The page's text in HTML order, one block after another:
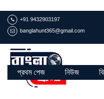
+91 9432903197
banglahunt365@gmail.com
প্রথম পেজ নিউজ